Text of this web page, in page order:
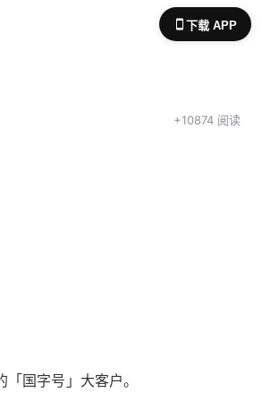
下载 APP
+10874 阅读
国字号」大客户。